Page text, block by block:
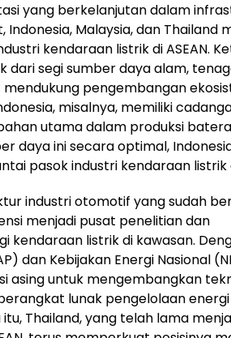
yang berkelanjutan dalam
Malaysia, dan Thailand
kendaraan listrik di ASEAN.
dari segi sumber daya alam,
pengembangan
misalnya, memiliki
utama dalam produksi
daya ini secara optimal,
pasok industri kendaraan listrik
industri otomotif yang sudah
menjadi pusat penelitian dan
kendaraan listrik di kawasan.
dan Kebijakan Energi Nasional
asing untuk mengembangkan
lunak pengelolaan
Thailand, yang telah lama